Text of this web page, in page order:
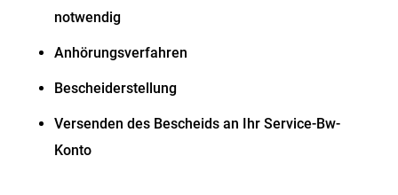
notwendig
Anhörungsverfahren
Bescheiderstellung
Versenden des Bescheids an Ihr Service-Bw-
Konto